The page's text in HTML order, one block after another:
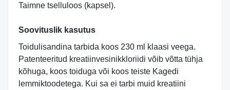
Taimne tselluloos (kapsel).
Soovituslik kasutus
Toidulisandina tarbida koos 230 ml klaasi veega.
Patenteeritud kreatiinvesinikkloriidi võib võtta tühja
kõhuga, koos toiduga või koos teiste Kagedi
lemmiktoodetega. Kui sa ei tarbi muid kreatiini